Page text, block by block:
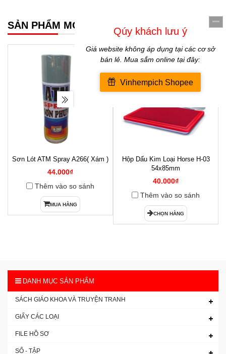
SẢN PHẨM MỚI NHẤT
Sơn Lót ATM Spray A266( Xám )
44.000₫
Thêm vào so sánh
MUA HÀNG
Hộp Dấu Kim Loại Horse H-03
54x85mm
40.000₫
Thêm vào so sánh
CHỌN HÀNG
DANH MỤC SẢN PHẨM
SÁCH GIÁO KHOA VÀ TRUYỆN TRANH
GIẤY CÁC LOẠI
FILE HỒ SƠ
SỔ - TẬP